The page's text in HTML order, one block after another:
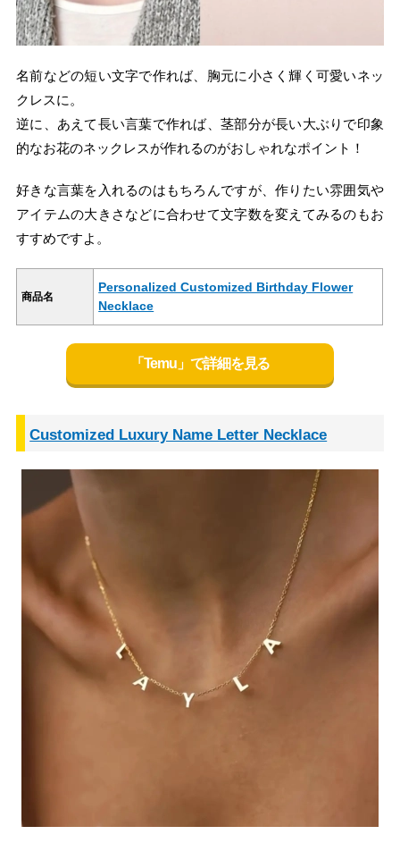
名前などの短い文字で作れば、胸元に小さく輝く可愛いネッ
クレスに。
逆に、あえて長い言葉で作れば、茎部分が長い大ぶりで印象
的なお花のネックレスが作れるのがおしゃれなポイント！
好きな言葉を入れるのはもちろんですが、作りたい雰囲気や
アイテムの大きさなどに合わせて文字数を変えてみるのもお
すすめですよ。
商品名
Personalized Customized Birthday Flower
Necklace
「Temu」で詳細を見る
Customized Luxury Name Letter Necklace